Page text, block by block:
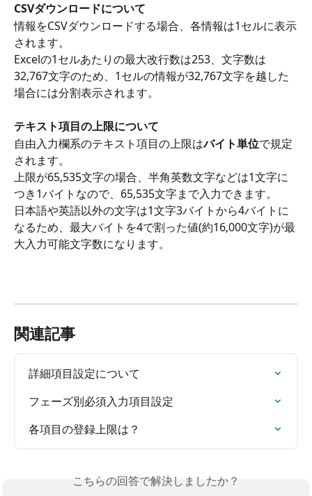
CSVダウンロードについて
情報をCSVダウンロードする場合、各情報は1セルに表示
されます。
Excelの1セルあたりの最大改行数は253、文字数は
32,767文字のため、1セルの情報が32,767文字を越した
場合には分割表示されます。
テキスト項目の上限について
自由入力欄系のテキスト項目の上限はバイト単位で規定
されます。
上限が65,535文字の場合、半角英数文字などは1文字に
つき1バイトなので、65,535文字まで入力できます。
日本語や英語以外の文字は1文字3バイトから4バイトに
なるため、最大バイトを4で割った値(約16,000文字)が最
大入力可能文字数になります。
関連記事
詳細項目設定について
フェーズ別必須入力項目設定
各項目の登録上限は？
こちらの回答で解決しましたか？